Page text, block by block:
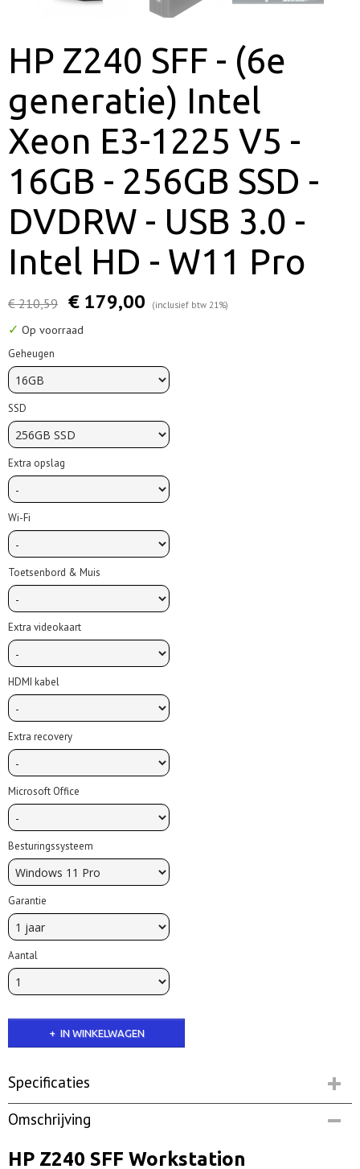
HP Z240 SFF - (6e
generatie) Intel
Xeon E3-1225 V5 -
16GB - 256GB SSD -
DVDRW - USB 3.0 -
Intel HD - W11 Pro
€ 210,59 € 179,00 (inclusief btw 21%)
✓ Op voorraad
Geheugen
SSD
Extra opslag
Wi-Fi
Toetsenbord & Muis
Extra videokaart
HDMI kabel
Extra recovery
Microsoft Office
Besturingssysteem
Garantie
Aantal
IN WINKELWAGEN
Specificaties
Productcode
hpz240sffXv5 | Op voorraad
7,00 Kg
Omschrijving
HP Z240 SFF Workstation